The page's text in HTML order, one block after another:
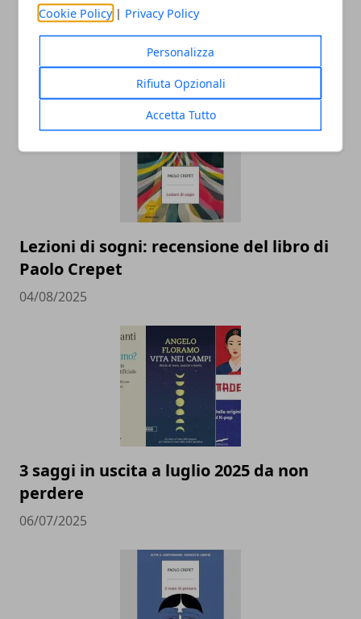
Cookie Policy | Privacy Policy
Personalizza
Rifiuta Opzionali
Accetta Tutto
ARTICOLI CORRELATI
Lezioni di sogni: recensione del libro di
Paolo Crepet
04/08/2025
3 saggi in uscita a luglio 2025 da non
perdere
06/07/2025